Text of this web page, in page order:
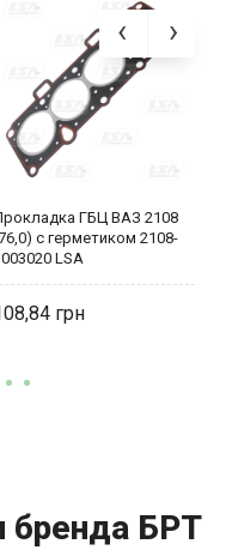
ГБЦ ВАЗ 2108
с герметиком 2108-
LSA
бренда БРТ